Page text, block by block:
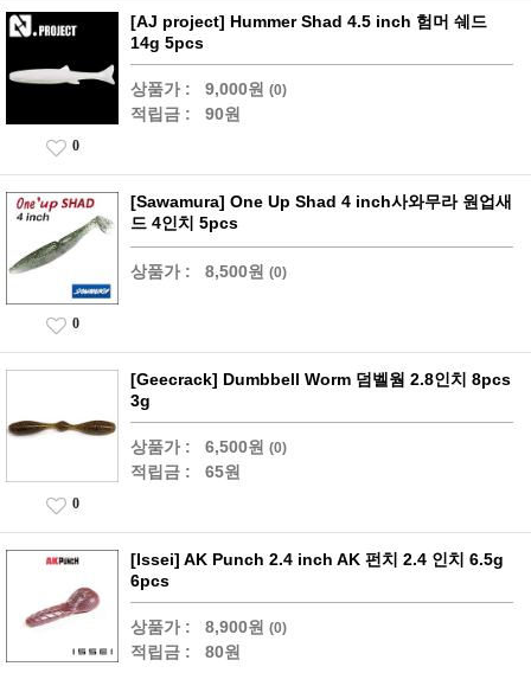
[AJ project] Hummer Shad 4.5 inch 험머 쉐드
14g 5pcs
상품가 : 9,000원 (0)
적립금 : 90원
0
[Sawamura] One Up Shad 4 inch사와무라 원업새
드 4인치 5pcs
상품가 : 8,500원 (0)
0
[Geecrack] Dumbbell Worm 덤벨웜 2.8인치 8pcs
3g
상품가 : 6,500원 (0)
적립금 : 65원
0
[Issei] AK Punch 2.4 inch AK 펀치 2.4 인치 6.5g
6pcs
상품가 : 8,900원 (0)
적립금 : 80원